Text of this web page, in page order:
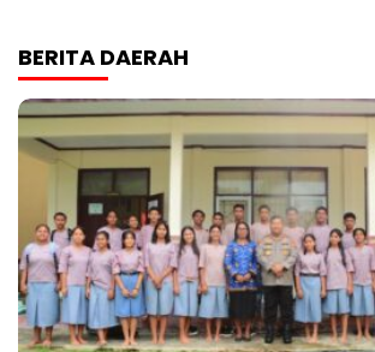
BERITA DAERAH